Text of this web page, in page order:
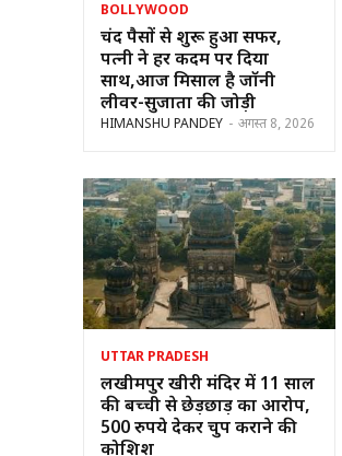
BOLLYWOOD
चंद पैसों से शुरू हुआ सफर,
पत्नी ने हर कदम पर दिया
साथ,आज मिसाल है जॉनी
लीवर-सुजाता की जोड़ी
HIMANSHU PANDEY - अगस्त 8, 2026
UTTAR PRADESH
लखीमपुर खीरी मंदिर में 11 साल
की बच्ची से छेड़छाड़ का आरोप,
500 रुपये देकर चुप कराने की